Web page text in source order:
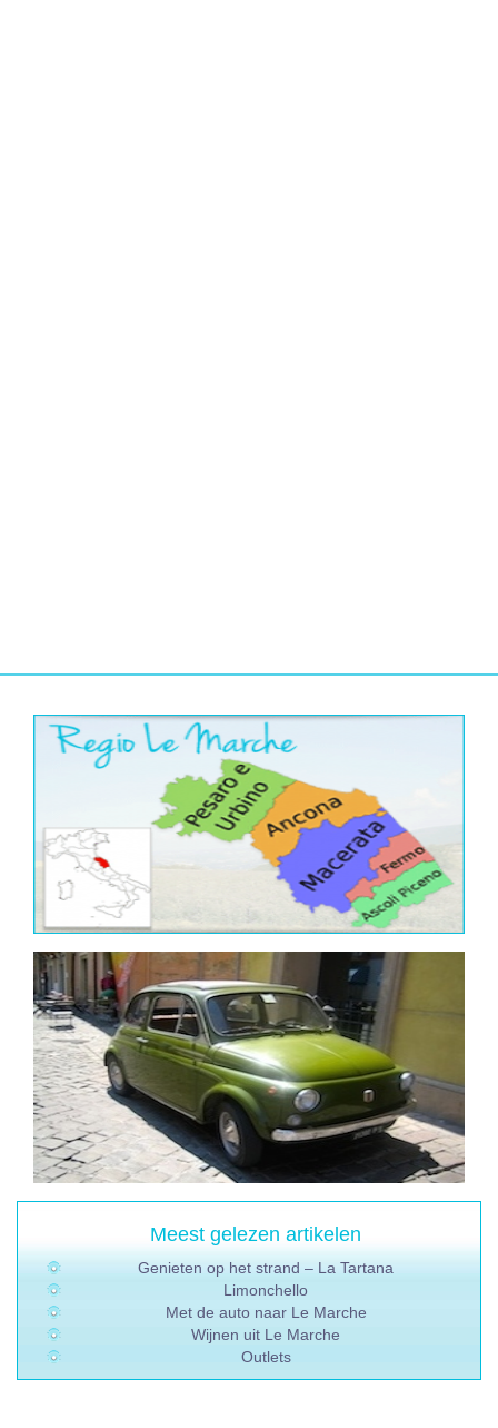
Meest gelezen artikelen
Genieten op het strand – La Tartana
Limonchello
Met de auto naar Le Marche
Wijnen uit Le Marche
Outlets